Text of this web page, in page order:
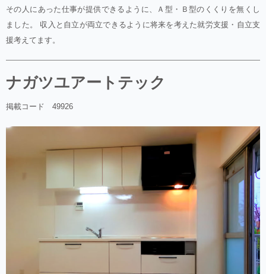
その人にあった仕事が提供できるように、Ａ型・Ｂ型のくくりを無くし
ました。 収入と自立が両立できるように将来を考えた就労支援・自立支
援考えてます。
ナガツユアートテック
掲載コード 49926